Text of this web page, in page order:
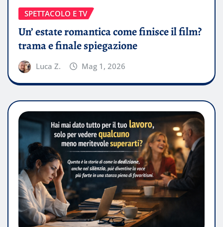
SPETTACOLO E TV
Un’ estate romantica come finisce il film?
trama e finale spiegazione
Luca Z. Mag 1, 2026